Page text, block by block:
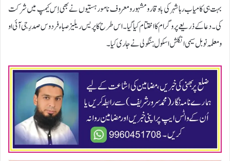
بہت ہی کامیاب رہا شہر کی باوقار و مشہور و معروف نامور ہستیوں نے بھی اِس کیمپ میں شرکت
کی ۔دعا کے ذریعے پروگرام کا اختتام کیا گیا ۔اس طرح کا پریس ریلیزصباء فردوس صدرِ جی آئی او
و معلمہ نوبل سیمی انگلش اسکول ہنگولی نے جاری کیا۔